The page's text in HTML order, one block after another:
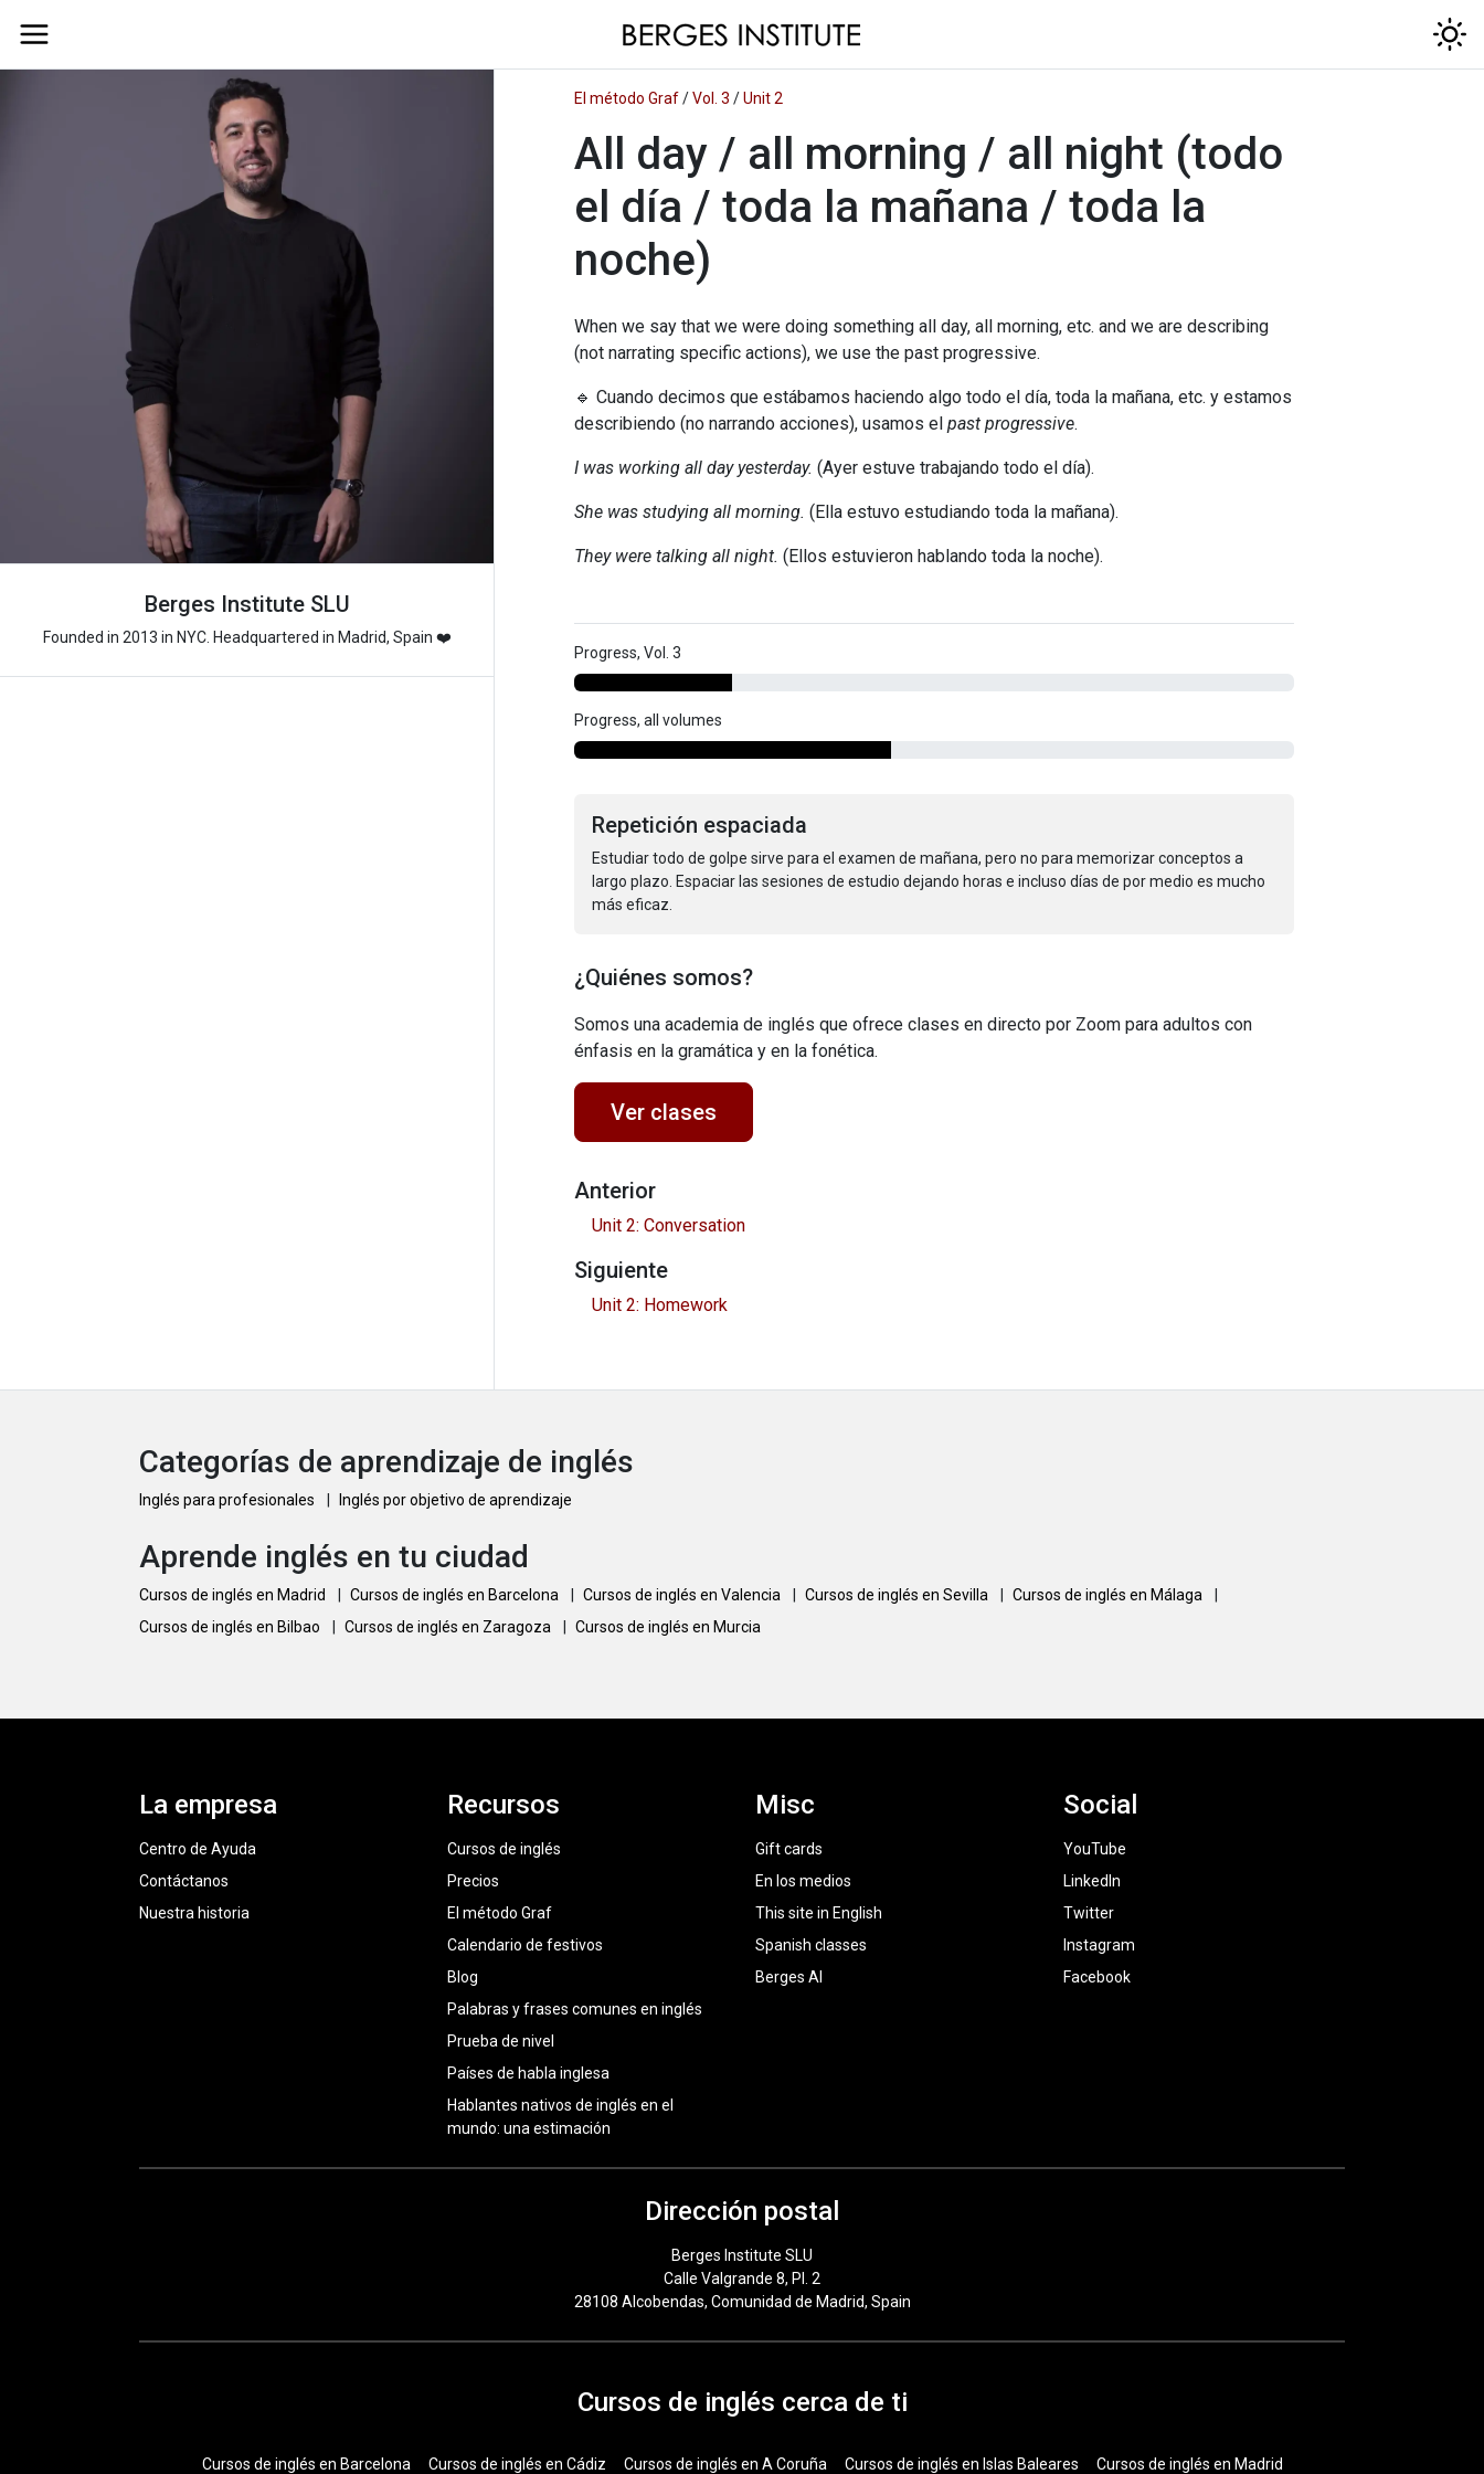
Berges Institute SLU
Founded in 2013 in NYC. Headquartered in Madrid, Spain ❤️
El método Graf/Vol. 3 /Unit 2
All day / all morning / all night (todo
el día / toda la mañana / toda la
noche)
When we say that we were doing something all day, all morning, etc. and we are describing
(not narrating specific actions), we use the past progressive.
🔹 Cuando decimos que estábamos haciendo algo todo el día, toda la mañana, etc. y estamos
describiendo (no narrando acciones), usamos el past progressive.
I was working all day yesterday. (Ayer estuve trabajando todo el día).
She was studying all morning. (Ella estuvo estudiando toda la mañana).
They were talking all night. (Ellos estuvieron hablando toda la noche).
Progress, Vol. 3
Progress, all volumes
Repetición espaciada
Estudiar todo de golpe sirve para el examen de mañana, pero no para memorizar conceptos a
largo plazo. Espaciar las sesiones de estudio dejando horas e incluso días de por medio es mucho
más eficaz.
¿Quiénes somos?
Somos una academia de inglés que ofrece clases en directo por Zoom para adultos con
énfasis en la gramática y en la fonética.
Ver clases
Anterior
Unit 2: Conversation
Siguiente
Unit 2: Homework
Categorías de aprendizaje de inglés
Inglés para profesionales Inglés por objetivo de aprendizaje
Aprende inglés en tu ciudad
Cursos de inglés en Madrid Cursos de inglés en Barcelona Cursos de inglés en Valencia Cursos de inglés en Sevilla Cursos de inglés en Málaga
Cursos de inglés en Bilbao
Cursos de inglés en Zaragoza Cursos de inglés en Murcia
La empresa
Centro de Ayuda
Contáctanos
Nuestra historia
Recursos
Cursos de inglés
Precios
El método Graf
Calendario de festivos
Blog
Palabras y frases comunes en inglés
Prueba de nivel
Países de habla inglesa
Hablantes nativos de inglés en el
mundo: una estimación
Misc
Gift cards
En los medios
This site in English
Spanish classes
Berges AI
Social
YouTube
LinkedIn
Twitter
Instagram
Facebook
Dirección postal
Berges Institute SLU
Calle Valgrande 8, Pl. 2
28108 Alcobendas, Comunidad de Madrid, Spain
Cursos de inglés cerca de ti
Cursos de inglés en Barcelona Cursos de inglés en Cádiz Cursos de inglés en A Coruña Cursos de inglés en Islas Baleares Cursos de inglés en Madrid